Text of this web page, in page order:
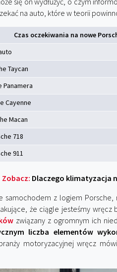
na auto, które w teorii
Czas oczekiwania na nowe
Taycan
Panamera
Cayenne
Macan
718
911
Zobacz: Dlaczego klimatyzacja
samochodem z logiem
że ciągle jesteśmy
związany z ogromnym ich
liczba elementów
motoryzacyjnej wręcz